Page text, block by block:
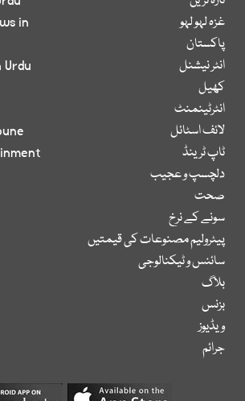
غزہ لہو لہو
پاکستان
انٹر نیشنل
کھیل
انٹرٹینمنٹ
لائف اسٹائل
ٹاپ ٹرینڈ
دلچسپ و عجیب
صحت
سونے کے نرخ
پیٹرولیم مصنوعات کی قیمتیں
سائنس و ٹیکنالوجی
بلاگ
بزنس
ویڈیوز
جرائم
in
Urdu